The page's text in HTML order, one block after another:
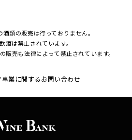
類の販売は行っておりません。
酒は禁止されています。
販売も法律によって禁止されています。
業に関するお問い合わせ